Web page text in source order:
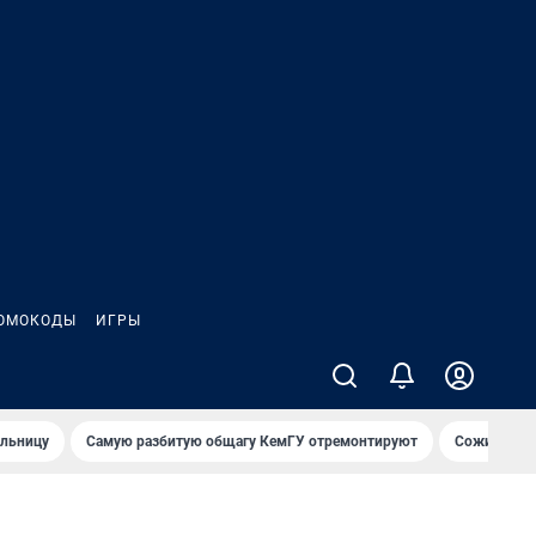
ИГРЫ
Самую разбитую общагу КемГУ отремонтируют